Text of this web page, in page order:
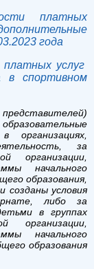
платных
года
услуг
в спортивном
организациях,
за
организации,
начального
образования,
созданы условия
либо за
в группах
организации,
начального
образования